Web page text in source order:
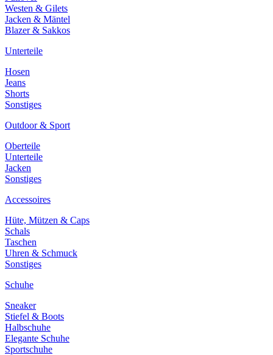
Westen & Gilets
Jacken & Mäntel
Blazer & Sakkos
Unterteile
Hosen
Jeans
Shorts
Sonstiges
Outdoor & Sport
Oberteile
Unterteile
Jacken
Sonstiges
Accessoires
Hüte, Mützen & Caps
Schals
Taschen
Uhren & Schmuck
Sonstiges
Schuhe
Sneaker
Stiefel & Boots
Halbschuhe
Elegante Schuhe
Sportschuhe